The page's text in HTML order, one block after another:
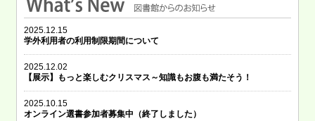
2025.12.15
学外利用者の利用制限期間について
2025.12.02
【展示】もっと楽しむクリスマス～知識もお腹も満たそう！
2025.10.15
オンライン選書参加者募集中（終了しました）